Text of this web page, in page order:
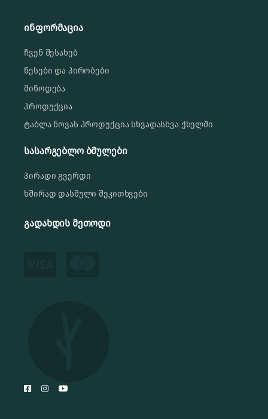
ინფორმაცია
ჩვენ შესახებ
წესები და პირობები
მიწოდება
პროდუქცია
ტაბლა ნოვას პროდუქცია სხვადასხვა ქსელში
სასარგებლო ბმულები
პირადი გვერდი
ხშირად დასმული შეკითხვები
გადახდის მეთოდი